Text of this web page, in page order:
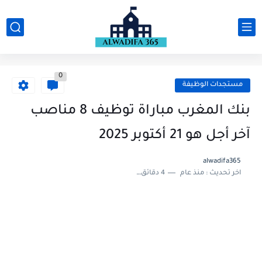
مستجدات الوظيفة
0
بنك المغرب مباراة توظيف 8 مناصب
آخر أجل هو 21 أكتوبر 2025
alwadifa365
اخر تحديث :منذ عام 4 دقائق للقراءة